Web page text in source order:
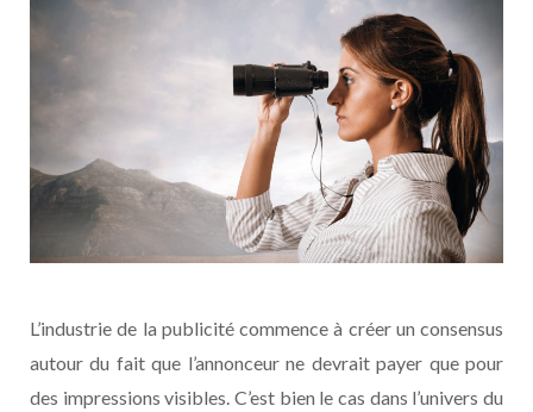
L’industrie de la publicité commence à créer un consensus
autour du fait que l’annonceur ne devrait payer que pour
des impressions visibles. C’est bien le cas dans l’univers du